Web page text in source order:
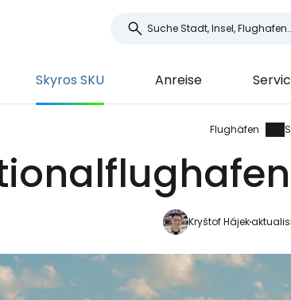
Skyros SKU Anreise
Flughäfen
Kryštof Hájek